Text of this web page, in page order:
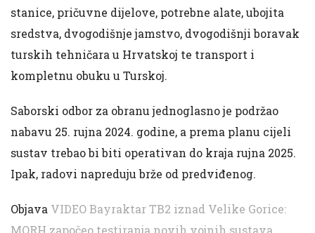
stanice, pričuvne dijelove, potrebne alate, ubojita
sredstva, dvogodišnje jamstvo, dvogodišnji boravak
turskih tehničara u Hrvatskoj te transport i
kompletnu obuku u Turskoj.
Saborski odbor za obranu jednoglasno je podržao
nabavu 25. rujna 2024. godine, a prema planu cijeli
sustav trebao bi biti operativan do kraja rujna 2025.
Ipak, radovi napreduju brže od predviđenog.
Objava VIDEO Bayraktar TB2 iznad Velike Gorice:
MORH započeo testiranja novih vojnih sustava